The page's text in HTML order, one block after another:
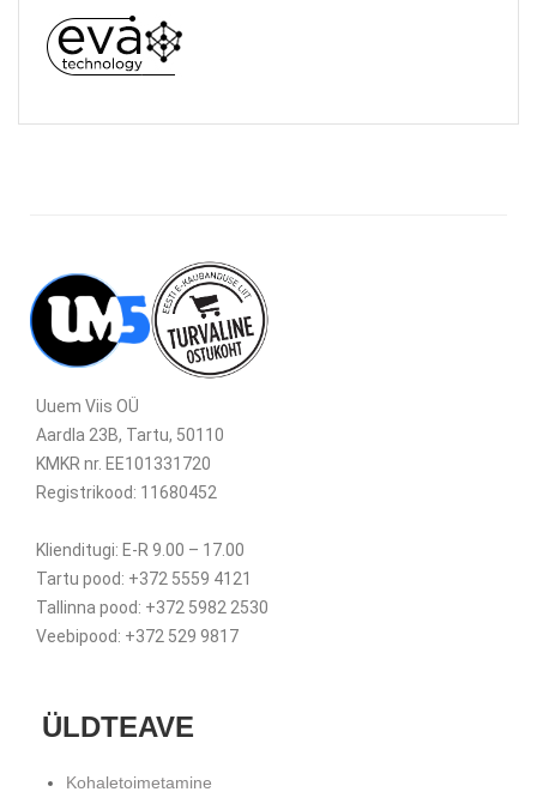
Uuem Viis OÜ
Aardla 23B, Tartu, 50110
KMKR nr. EE101331720
Registrikood: 11680452
Klienditugi: E-R 9.00 – 17.00
Tartu pood: +372 5559 4121
Tallinna pood: +372 5982 2530
Veebipood: +372 529 9817
ÜLDTEAVE
Kohaletoimetamine